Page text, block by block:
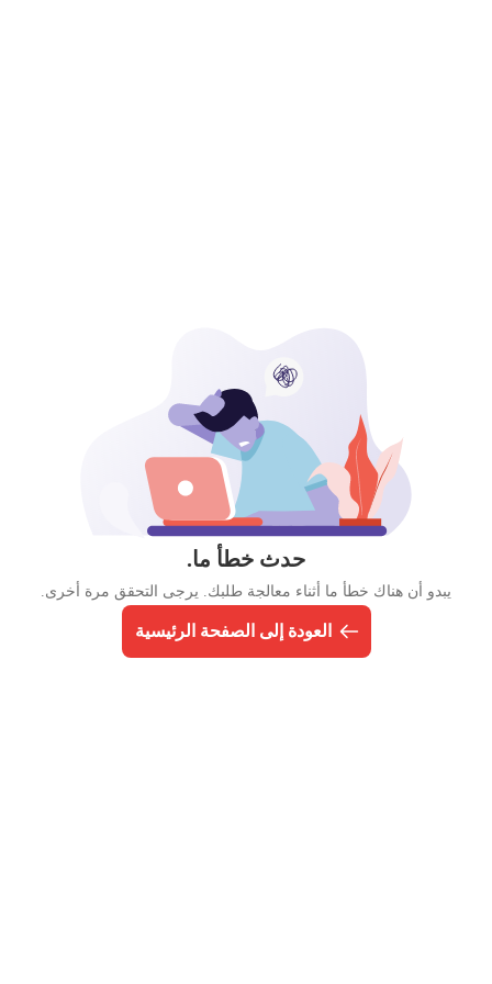
حدث خطأ ما.
يبدو أن هناك خطأ ما أثناء معالجة طلبك. يرجى التحقق مرة أخرى.
العودة إلى الصفحة الرئيسية